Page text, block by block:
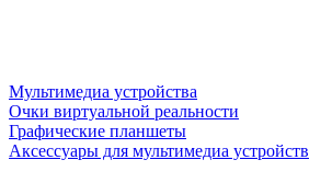
Мультимедиа устройства
Очки виртуальной реальности
Графические планшеты
Аксессуары для мультимедиа устройств